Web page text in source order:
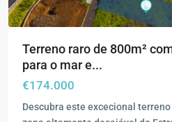
Terreno raro de 800m²
para o mar e...
€174.000
Descubra este excecional